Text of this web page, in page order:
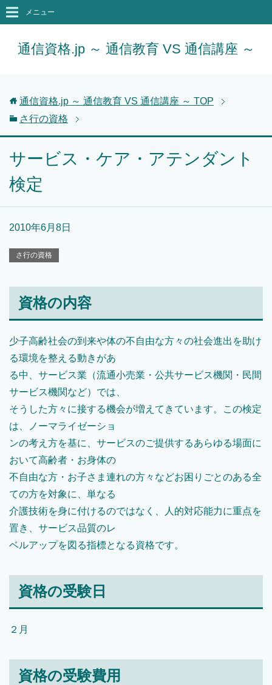
通信資格.jp ～ 通信教育 VS 通信講座 ～
メニュー
通信資格.jp ～ 通信教育 VS 通信講座 ～ TOP
さ行の資格
サービス・ケア・アテンダント
検定
2010年6月8日
さ行の資格
資格の内容
少子高齢社会の到来や体の不自由な方々の社会進出を助け
る環境を整える動きがあ
る中、サービス業（流通小売業・公共サービス機関・民間
サービス機関など）では、
そうした方々に接する機会が増えてきています。この検定
は、ノーマライゼーショ
ンの考え方を基に、サービスのご提供するあらゆる場面に
おいて高齢者・お身体の
不自由な方・お子さま連れの方々などお困りごとのある全
ての方を対象に、単なる
介護技術を身に付けるのではなく、人的対応能力に重点を
置き、サービス品質のレ
ベルアップを図る指標となる資格です。
資格の受験日
２月
資格の受験費用